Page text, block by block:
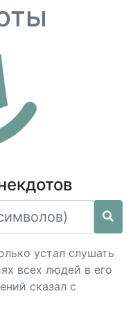
устал слушать
всех людей в его
сказал с